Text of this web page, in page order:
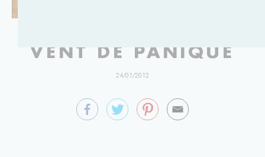
VENT DE PANIQUE
24/01/2012